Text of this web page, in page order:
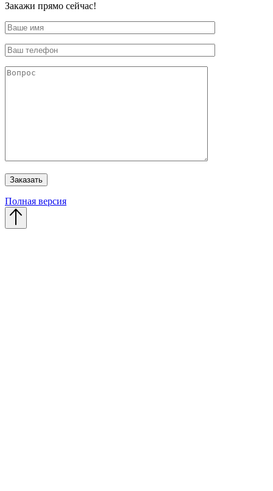
Закажи прямо сейчас!
Полная версия